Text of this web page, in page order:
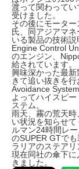
渡って関わって
受けました。
その後にモータ
氏、同アジアマ
いる製品の技術説
Engine Control
のエンジン、
給されています。
興味深かった最
きて追い抜きを
Avoidance
よってハイスピ
ステム。
雨天、霧の荒天
い状況を知らせて
ルマン24時間レ
のSUPER GTで
ラリアのステアリ
現在同社の傘下
きました。